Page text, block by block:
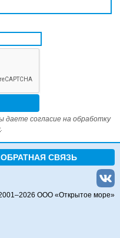
даете согласие на обработку
.
ОБРАТНАЯ СВЯЗЬ
2026 ООО «Открытое море»